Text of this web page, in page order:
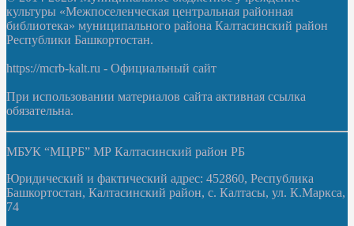
культуры «Межпоселенческая центральная районная
библиотека» муниципального района Калтасинский район
Республики Башкортостан.
https://mcrb-kalt.ru - Официальный сайт
При использовании материалов сайта активная ссылка
обязательна.
МБУК “МЦРБ” МР Калтасинский район РБ
Юридический и фактический адрес: 452860, Республика
Башкортостан, Калтасинский район, с. Калтасы, ул. К.Маркса,
74